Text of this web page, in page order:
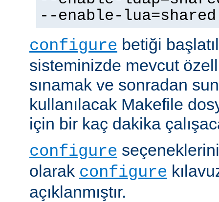
--enable-lua=shared
configure betiği
sisteminizde mevcut
sınamak ve sonradan
kullanılacak Makefile
için bir kaç dakika
configure
olarak configure
açıklanmıştır.